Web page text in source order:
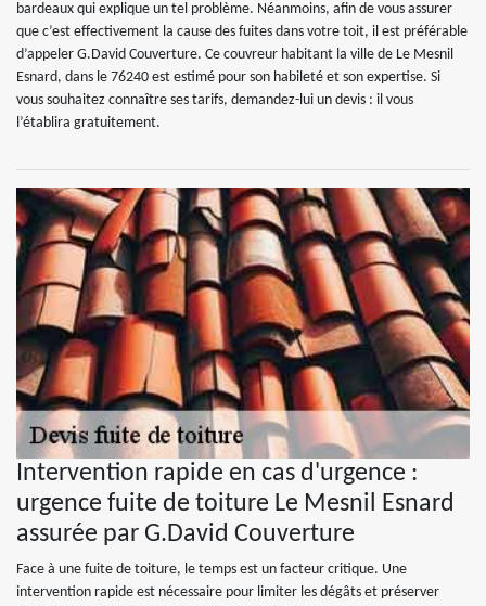
bardeaux qui explique un tel problème. Néanmoins, afin de vous assurer
que c’est effectivement la cause des fuites dans votre toit, il est préférable
d’appeler G.David Couverture. Ce couvreur habitant la ville de Le Mesnil
Esnard, dans le 76240 est estimé pour son habileté et son expertise. Si
vous souhaitez connaître ses tarifs, demandez-lui un devis : il vous
l’établira gratuitement.
Intervention rapide en cas d'urgence :
urgence fuite de toiture Le Mesnil Esnard
assurée par G.David Couverture
Face à une fuite de toiture, le temps est un facteur critique. Une
intervention rapide est nécessaire pour limiter les dégâts et préserver